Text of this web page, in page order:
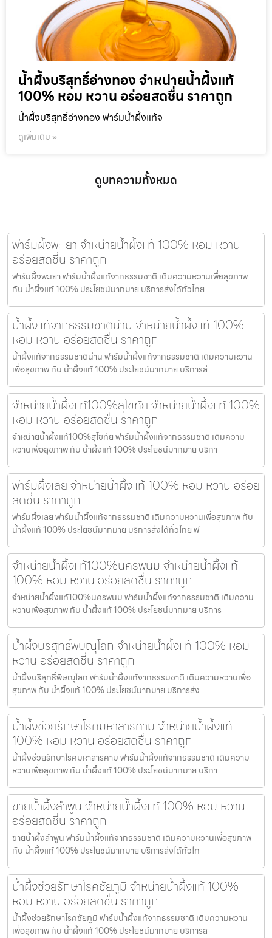
น้ำผึ้งบริสุทธิ์อ่างทอง จำหน่ายน้ำผึ้งแท้
100% หอม หวาน อร่อยสดชื่น ราคาถูก
น้ำผึ้งบริสุทธิ์อ่างทอง ฟาร์มน้ำผึ้งแท้จ
ดูเพิ่มเติม »
ดูบทความทั้งหมด
ฟาร์มผึ้งพะเยา จำหน่ายน้ำผึ้งแท้ 100% หอม หวาน
อร่อยสดชื่น ราคาถูก
ฟาร์มผึ้งพะเยา ฟาร์มน้ำผึ้งแท้จากธรรมชาติ เติมความหวานเพื่อสุขภาพ
กับ น้ำผึ้งแท้ 100% ประโยชน์มากมาย บริการส่งได้ทั่วไทย
น้ำผึ้งแท้จากธรรมชาติน่าน จำหน่ายน้ำผึ้งแท้ 100%
หอม หวาน อร่อยสดชื่น ราคาถูก
น้ำผึ้งแท้จากธรรมชาติน่าน ฟาร์มน้ำผึ้งแท้จากธรรมชาติ เติมความหวาน
เพื่อสุขภาพ กับ น้ำผึ้งแท้ 100% ประโยชน์มากมาย บริการส่
จำหน่ายน้ำผึ้งแท้100%สุโขทัย จำหน่ายน้ำผึ้งแท้ 100%
หอม หวาน อร่อยสดชื่น ราคาถูก
จำหน่ายน้ำผึ้งแท้100%สุโขทัย ฟาร์มน้ำผึ้งแท้จากธรรมชาติ เติมความ
หวานเพื่อสุขภาพ กับ น้ำผึ้งแท้ 100% ประโยชน์มากมาย บริกา
ฟาร์มผึ้งเลย จำหน่ายน้ำผึ้งแท้ 100% หอม หวาน อร่อย
สดชื่น ราคาถูก
ฟาร์มผึ้งเลย ฟาร์มน้ำผึ้งแท้จากธรรมชาติ เติมความหวานเพื่อสุขภาพ กับ
น้ำผึ้งแท้ 100% ประโยชน์มากมาย บริการส่งได้ทั่วไทย ฟ
จำหน่ายน้ำผึ้งแท้100%นครพนม จำหน่ายน้ำผึ้งแท้
100% หอม หวาน อร่อยสดชื่น ราคาถูก
จำหน่ายน้ำผึ้งแท้100%นครพนม ฟาร์มน้ำผึ้งแท้จากธรรมชาติ เติมความ
หวานเพื่อสุขภาพ กับ น้ำผึ้งแท้ 100% ประโยชน์มากมาย บริการ
น้ำผึ้งบริสุทธิ์พิษณุโลก จำหน่ายน้ำผึ้งแท้ 100% หอม
หวาน อร่อยสดชื่น ราคาถูก
น้ำผึ้งบริสุทธิ์พิษณุโลก ฟาร์มน้ำผึ้งแท้จากธรรมชาติ เติมความหวานเพื่อ
สุขภาพ กับ น้ำผึ้งแท้ 100% ประโยชน์มากมาย บริการส่ง
น้ำผึ้งช่วยรักษาโรคมหาสารคาม จำหน่ายน้ำผึ้งแท้
100% หอม หวาน อร่อยสดชื่น ราคาถูก
น้ำผึ้งช่วยรักษาโรคมหาสารคาม ฟาร์มน้ำผึ้งแท้จากธรรมชาติ เติมความ
หวานเพื่อสุขภาพ กับ น้ำผึ้งแท้ 100% ประโยชน์มากมาย บริกา
ขายน้ำผึ้งลำพูน จำหน่ายน้ำผึ้งแท้ 100% หอม หวาน
อร่อยสดชื่น ราคาถูก
ขายน้ำผึ้งลำพูน ฟาร์มน้ำผึ้งแท้จากธรรมชาติ เติมความหวานเพื่อสุขภาพ
กับ น้ำผึ้งแท้ 100% ประโยชน์มากมาย บริการส่งได้ทั่วไท
น้ำผึ้งช่วยรักษาโรคชัยภูมิ จำหน่ายน้ำผึ้งแท้ 100%
หอม หวาน อร่อยสดชื่น ราคาถูก
น้ำผึ้งช่วยรักษาโรคชัยภูมิ ฟาร์มน้ำผึ้งแท้จากธรรมชาติ เติมความหวาน
เพื่อสุขภาพ กับ น้ำผึ้งแท้ 100% ประโยชน์มากมาย บริการส